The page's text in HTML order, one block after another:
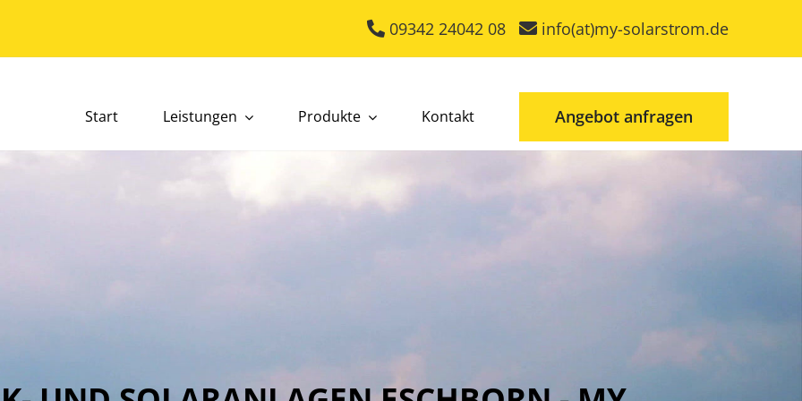
09342 24042 08 info(at)my-solarstrom.de
Start Leistungen Produkte Kontakt Angebot anfragen